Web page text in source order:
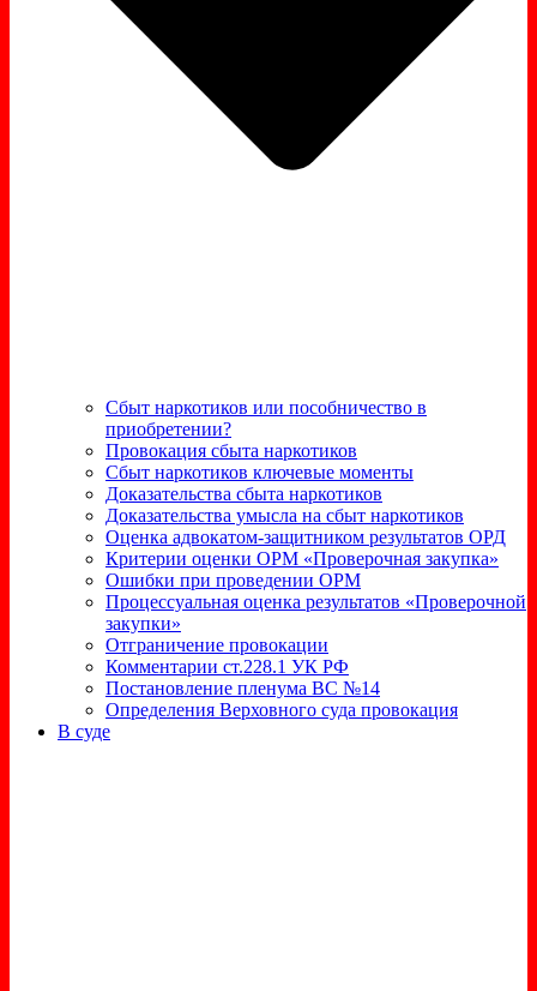
Сбыт наркотиков или пособничество в
приобретении?
Провокация сбыта наркотиков
Сбыт наркотиков ключевые моменты
Доказательства сбыта наркотиков
Доказательства умысла на сбыт наркотиков
Оценка адвокатом-защитником результатов ОРД
Критерии оценки ОРМ «Проверочная закупка»
Ошибки при проведении ОРМ
Процессуальная оценка результатов «Проверочной
закупки»
Отграничение провокации
Комментарии ст.228.1 УК РФ
Постановление пленума ВС №14
Определения Верховного суда провокация
В суде